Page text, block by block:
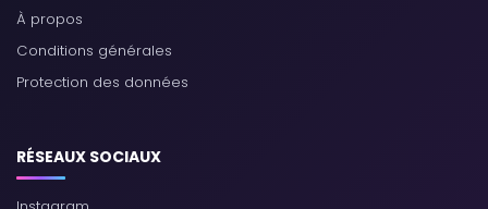
À propos
Conditions générales
Protection des données
RÉSEAUX SOCIAUX